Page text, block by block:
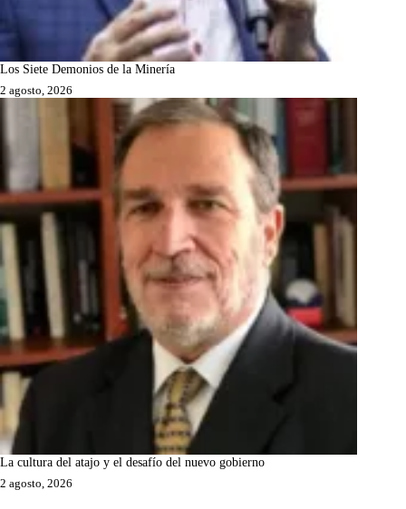
Los Siete Demonios de la Minería
2 agosto, 2026
La cultura del atajo y el desafío del nuevo gobierno
2 agosto, 2026